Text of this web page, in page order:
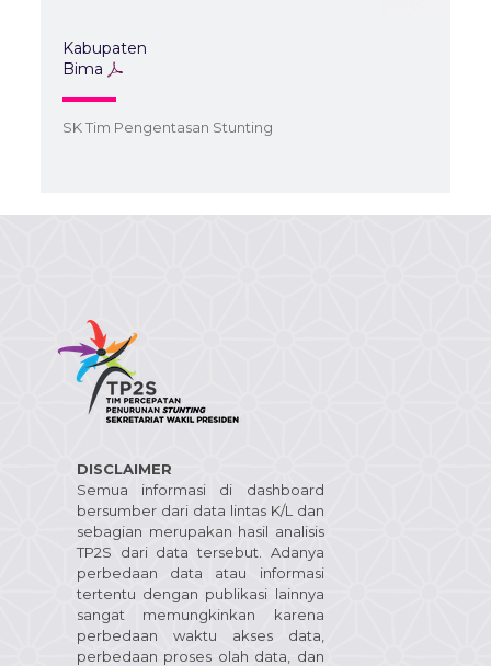
Kabupaten
Bima
SK Tim Pengentasan Stunting
DISCLAIMER
Semua informasi di dashboard
bersumber dari data lintas K/L dan
sebagian merupakan hasil analisis
TP2S dari data tersebut. Adanya
perbedaan data atau informasi
tertentu dengan publikasi lainnya
sangat memungkinkan karena
perbedaan waktu akses data,
perbedaan proses olah data, dan